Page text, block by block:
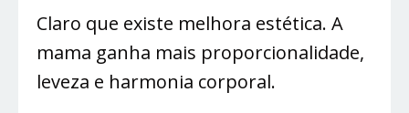
Claro que existe melhora estética. A
mama ganha mais proporcionalidade,
leveza e harmonia corporal.